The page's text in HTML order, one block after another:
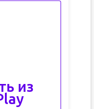
из